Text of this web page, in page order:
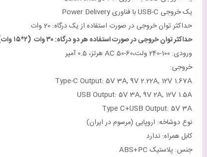
یک خروجی USB-C با فناوری Power Delivery
حداکثر توان خروجی در صورت استفاده از یک درگاه: 20 وات
حداکثر توان خروجی در صورت استفاده هر دو درگاه: ۳۰ وات (۲*۱۵ وات)
ورودی: 100-240 ولت،AC 50-60 هرتز، 0.5 آمپر
خروجی:
Type-C Output: 5V 3A, 9V 2.22A, 12V 1.67A
USB Output: 5V 3A, 9V 2A, 12V 1.5A
Type C+USB Output: 5V 3A
نوع دوشاخه: اروپایی (مرسوم در ایران)
کابل همراه: ندارد
جنس: پلاستیک ABS+PC